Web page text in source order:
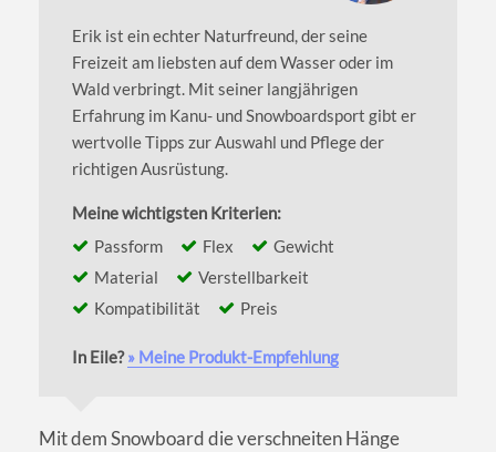
Erik ist ein echter Naturfreund, der seine
Freizeit am liebsten auf dem Wasser oder im
Wald verbringt. Mit seiner langjährigen
Erfahrung im Kanu- und Snowboardsport gibt er
wertvolle Tipps zur Auswahl und Pflege der
richtigen Ausrüstung.
Meine wichtigsten Kriterien:
Passform
Flex
Gewicht
Material
Verstellbarkeit
Kompatibilität
Preis
In Eile?» Meine Produkt-Empfehlung
Mit dem Snowboard die verschneiten Hänge